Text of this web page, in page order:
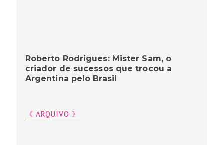
Roberto Rodrigues: Mister Sam, o
criador de sucessos que trocou a
Argentina pelo Brasil
《 ARQUIVO 》